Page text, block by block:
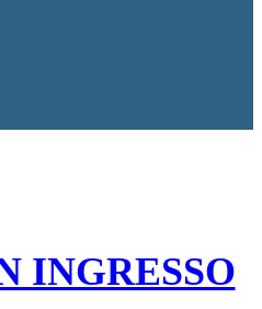
INGRESSO